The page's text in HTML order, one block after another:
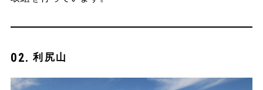
利尻山